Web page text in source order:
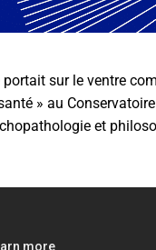
portait sur le ventre
» au
et